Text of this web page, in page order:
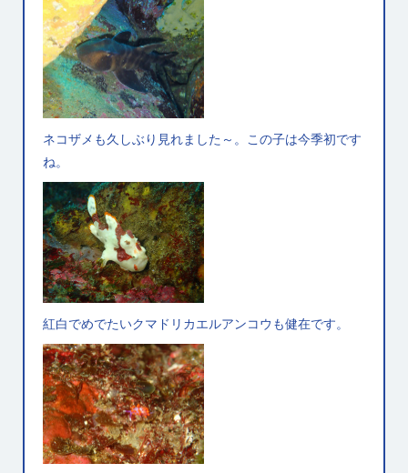
ネコザメも久しぶり見れました～。この子は今季初です
ね。
紅白でめでたいクマドリカエルアンコウも健在です。